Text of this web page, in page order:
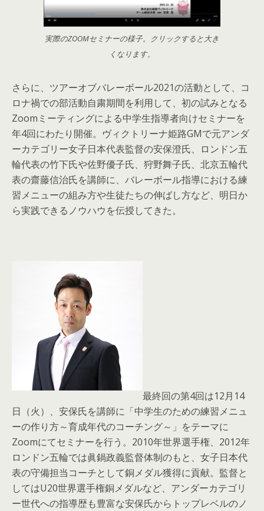
実際のZOOMセミナーの様子。クリックすると大き
くなります。
さらに、ツアーオブバレーボール2021の活動として、コ
ロナ禍での部活動自粛期間を利用して、初の試みとなる
Zoomミーティングによる中学生指導者向けセミナーを
年4回にわたり開催。ヴィクトリーナ姫路GMで元アンダ
ーカテゴリー女子日本代表監督の安保澄氏、ロンドン五
輪代表の竹下氏や佐野優子氏、狩野舞子氏、北京五輪代
表の齋藤信治氏を講師に、バレーボール指導における練
習メニューの組み方や生徒たちの伸ばし方など、明日か
ら実践できるノウハウを伝授してきた。
最終回の第4回は12月14
日（火）、安保氏を講師に「中学生のための練習メニュ
ーの作り方～育成年代のコーチング～」をテーマに
Zoomにてセミナーを行う。2010年世界選手権、2012年
ロンドン五輪では眞鍋政義監督体制のもと、女子日本代
表の守備担当コーチとして銅メダル獲得に貢献。監督と
してはU20世界選手権銅メダルなど、アンダーカテゴリ
ー世代への指導歴も豊富な安保氏からトップレベルのノ